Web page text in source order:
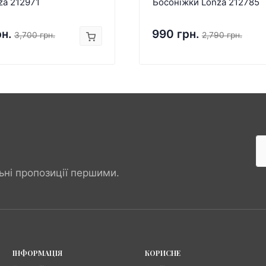
3,700 грн. 990 грн. 2,790 грн.
пропозиції першими.
ІНФОРМАЦІЯ
КОРИСНЕ